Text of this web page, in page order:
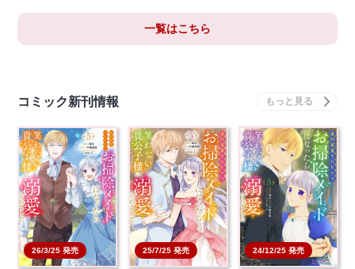
一覧はこちら
コミック新刊情報
26/3/25 発売 25/7/25 発売 24/12/25 発売